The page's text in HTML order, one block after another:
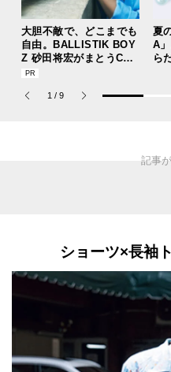
大胆不敵で、どこまでも
自由。BALLISTIK BOY
Z 砂田将宏がまとうCOA
CHの新作フレグランス
ナム パルファム」
夏
A
ら
1 / 9
ショーツ×長袖